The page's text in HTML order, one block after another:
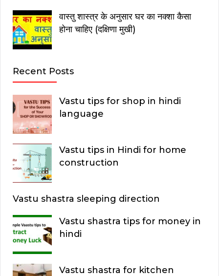
वास्तु शास्त्र के अनुसार घर का नक्शा कैसा
होना चाहिए (दक्षिणा मुखी)
Recent Posts
Vastu tips for shop in hindi
language
Vastu tips in Hindi for home
construction
Vastu shastra sleeping direction
Vastu shastra tips for money in
hindi
Vastu shastra for kitchen